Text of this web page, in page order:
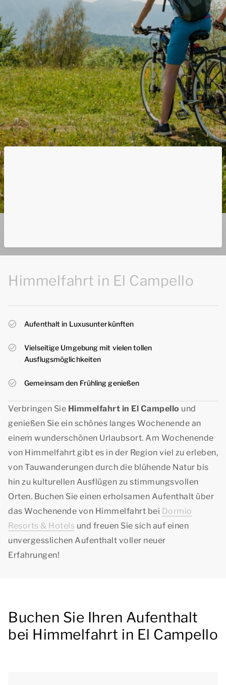
Himmelfahrt in El Campello
Aufenthalt in Luxusunterkünften
Vielseitige Umgebung mit vielen tollen
Ausflugsmöglichkeiten
Gemeinsam den Frühling genießen
Verbringen Sie Himmelfahrt in El Campello und
genießen Sie ein schönes langes Wochenende an
einem wunderschönen Urlaubsort. Am Wochenende
von Himmelfahrt gibt es in der Region viel zu erleben,
von Tauwanderungen durch die blühende Natur bis
hin zu kulturellen Ausflügen zu stimmungsvollen
Orten. Buchen Sie einen erholsamen Aufenthalt über
das Wochenende von Himmelfahrt bei Dormio
Resorts & Hotels und freuen Sie sich auf einen
unvergesslichen Aufenthalt voller neuer
Erfahrungen!
Buchen Sie Ihren Aufenthalt
bei Himmelfahrt in El Campello